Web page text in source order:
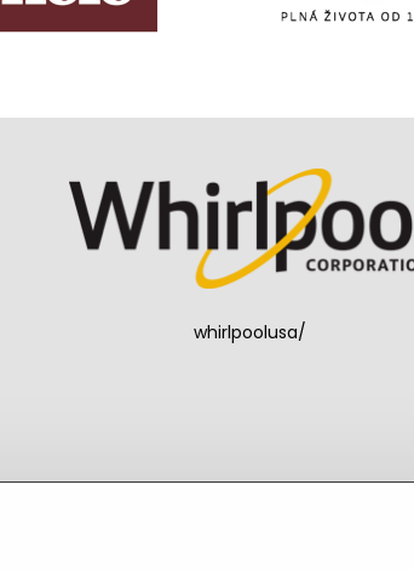
whirlpoolusa/